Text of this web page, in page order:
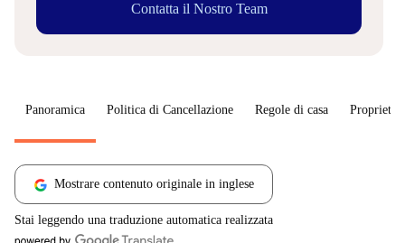
Contatta il Nostro Team
Panoramica Politica di Cancellazione Regole di casa
Mostrare contenuto originale in inglese
Stai leggendo una traduzione automatica realizzata